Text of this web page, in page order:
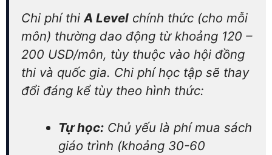
Chi phí thiA Level chính thức (cho mỗi
môn) thường dao động từ khoảng 120 –
200 USD/môn, tùy thuộc vào hội đồng
thi và quốc gia. Chi phí học tập sẽ thay
đổi đáng kể tùy theo hình thức:
Tự học: Chủ yếu là phí mua sách
giáo trình (khoảng 30-60